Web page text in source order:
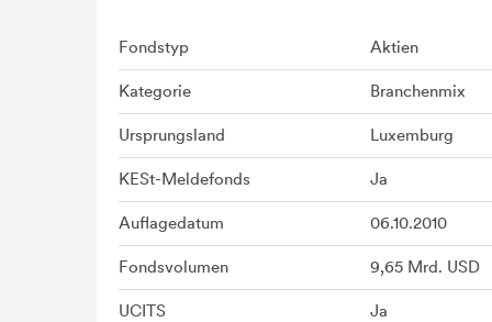
Fondstyp Aktien
Kategorie Branchenmix
Ursprungsland Luxemburg
KESt-Meldefonds Ja
Auflagedatum 06.10.2010
Fondsvolumen 9,65 Mrd. USD
UCITS Ja